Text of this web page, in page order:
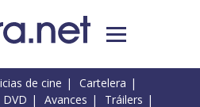
de cine
Cartelera
DVD Avances
Tráilers